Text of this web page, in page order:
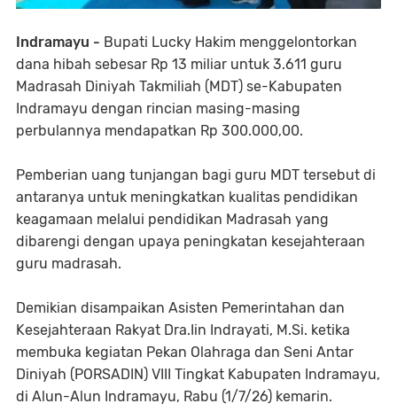
Indramayu - Bupati Lucky Hakim menggelontorkan
dana hibah sebesar Rp 13 miliar untuk 3.611 guru
Madrasah Diniyah Takmiliah (MDT) se-Kabupaten
Indramayu dengan rincian masing-masing
perbulannya mendapatkan Rp 300.000,00.
Pemberian uang tunjangan bagi guru MDT tersebut di
antaranya untuk meningkatkan kualitas pendidikan
keagamaan melalui pendidikan Madrasah yang
dibarengi dengan upaya peningkatan kesejahteraan
guru madrasah.
Demikian disampaikan Asisten Pemerintahan dan
Kesejahteraan Rakyat Dra.Iin Indrayati, M.Si. ketika
membuka kegiatan Pekan Olahraga dan Seni Antar
Diniyah (PORSADIN) VIII Tingkat Kabupaten Indramayu,
di Alun-Alun Indramayu, Rabu (1/7/26) kemarin.